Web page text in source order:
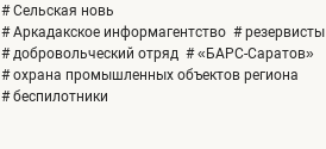
# Сельская новь
# Аркадакское информагентство # резервисты
# добровольческий отряд # «БАРС-Саратов»
# охрана промышленных объектов региона
# беспилотники